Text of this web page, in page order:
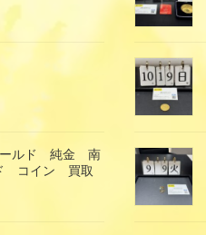
ールド 純金 南
コイン 買取